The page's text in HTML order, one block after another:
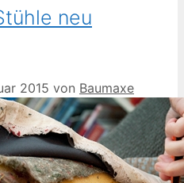
neu
2015 von Baumaxe